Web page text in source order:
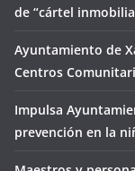
de “cártel
Ayuntamiento de
Centros
Impulsa
prevención en la